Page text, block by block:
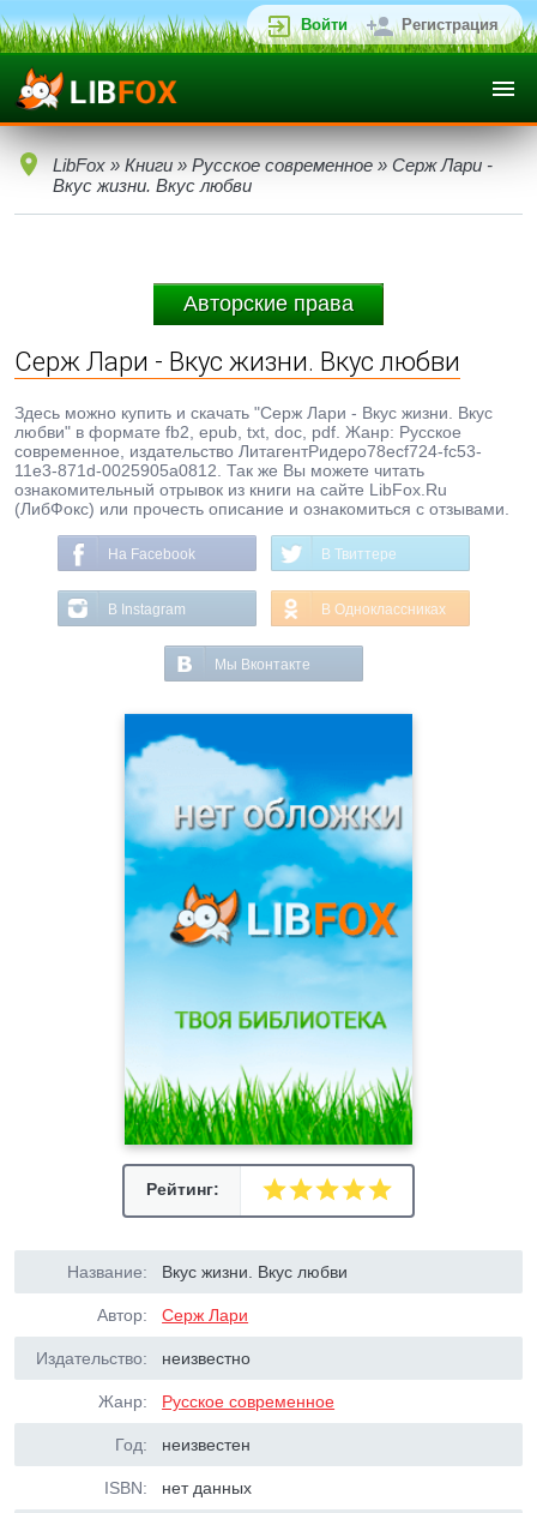
Войти Регистрация
LibFox » Книги » Русское современное » Cерж Лари -
Вкус жизни. Вкус любви
Авторские права
Cерж Лари - Вкус жизни. Вкус любви
Здесь можно купить и скачать "Cерж Лари - Вкус жизни. Вкус
любви" в формате fb2, epub, txt, doc, pdf. Жанр: Русское
современное, издательство ЛитагентРидеро78ecf724-fc53-
11e3-871d-0025905a0812. Так же Вы можете читать
ознакомительный отрывок из книги на сайте LibFox.Ru
(ЛибФокс) или прочесть описание и ознакомиться с отзывами.
На Facebook В Твиттере
В Instagram В Одноклассниках
Мы Вконтакте
Рейтинг:
Название: Вкус жизни. Вкус любви
Автор: Cерж Лари
Издательство: неизвестно
Жанр: Русское современное
Год: неизвестен
ISBN: нет данных